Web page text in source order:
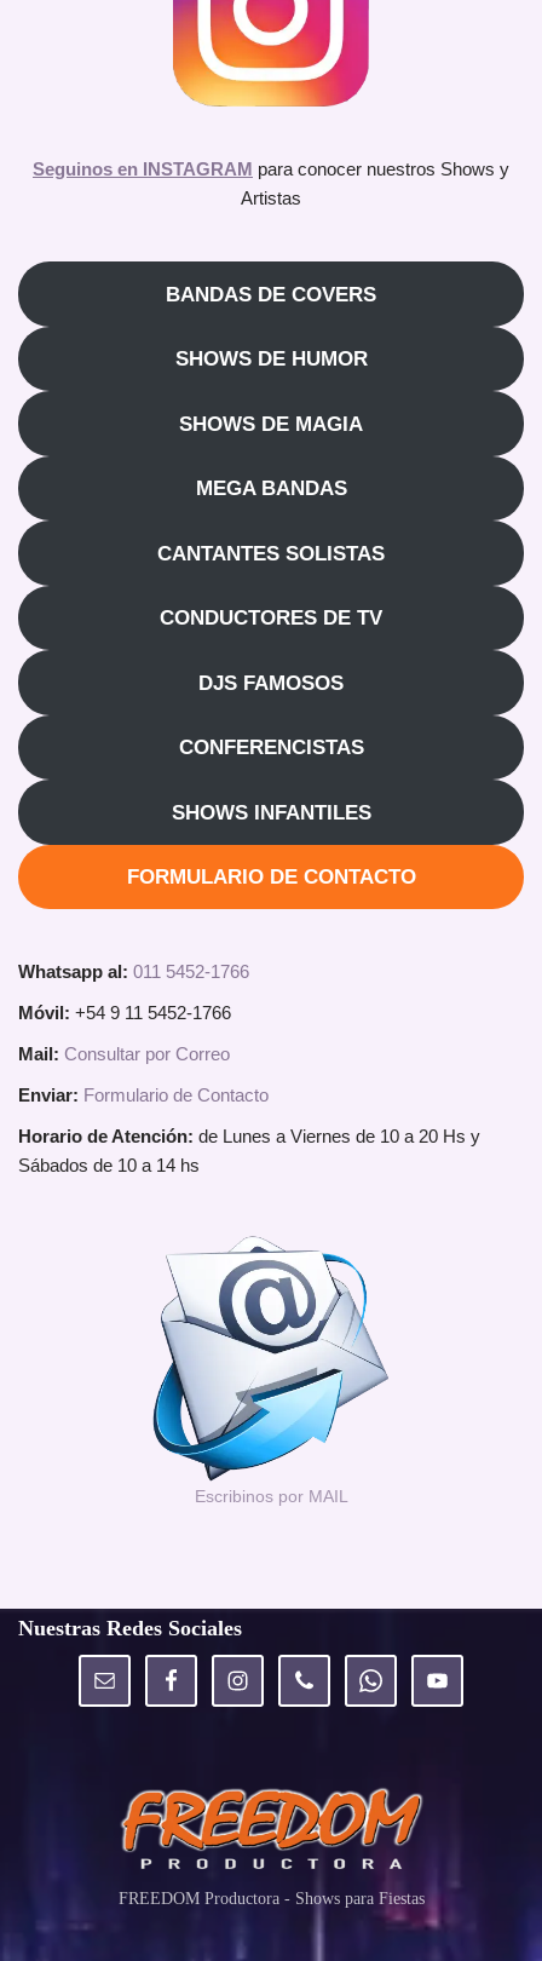
Seguinos en INSTAGRAM para conocer nuestros Shows y
Artistas
BANDAS DE COVERS
SHOWS DE HUMOR
SHOWS DE MAGIA
MEGA BANDAS
CANTANTES SOLISTAS
CONDUCTORES DE TV
DJS FAMOSOS
CONFERENCISTAS
SHOWS INFANTILES
FORMULARIO DE CONTACTO
Whatsapp al: 011 5452-1766
Móvil: +54 9 11 5452-1766
Mail: Consultar por Correo
Enviar: Formulario de Contacto
Horario de Atención: de Lunes a Viernes de 10 a 20 Hs y
Sábados de 10 a 14 hs
Escribinos por MAIL
Nuestras Redes Sociales
FREEDOM Productora - Shows para Fiestas